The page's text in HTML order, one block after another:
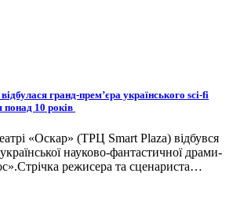
гранд-премʼєра українського sci-fi
10 років
«Оскар» (ТРЦ Smart Plaza) відбувся
науково-фантастичної драми-
режисера та сценариста…